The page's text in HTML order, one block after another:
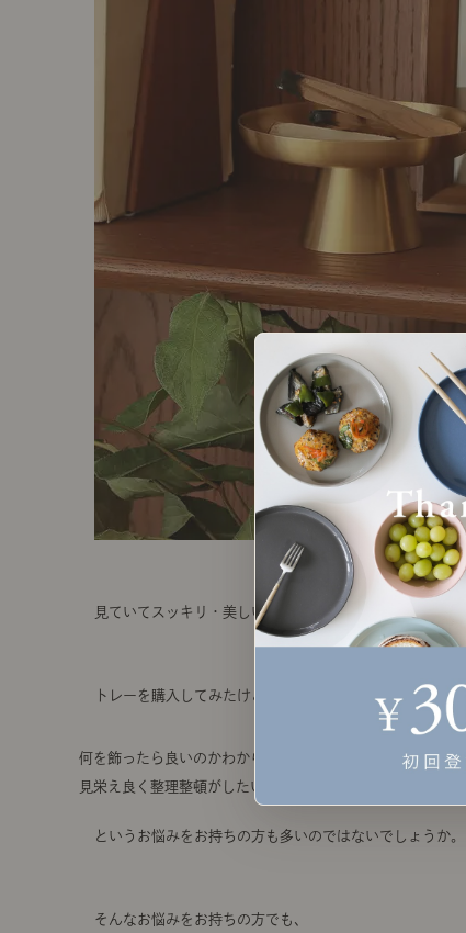
見ていてスッキリ・美しいと感じるトレー収納。
トレーを購入してみたけど、
何を飾ったら良いのかわからない
見栄え良く整理整頓がしたい
というお悩みをお持ちの方も多いのではないでしょうか。
そんなお悩みをお持ちの方でも、